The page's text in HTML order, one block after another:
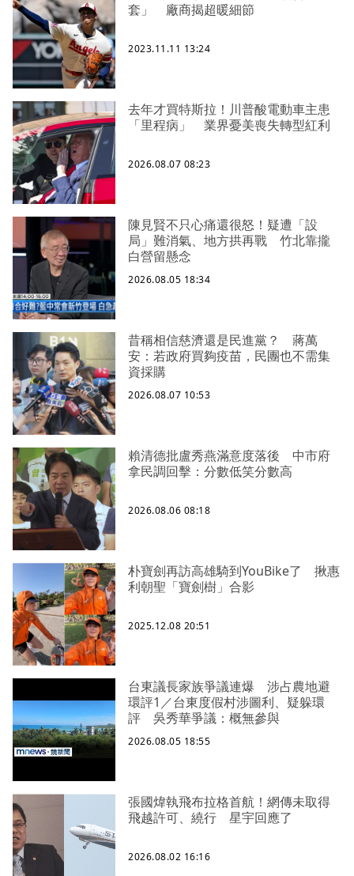
套」 廠商揭超暖細節
2023.11.11 13:24
去年才買特斯拉！川普酸電動車主患
「里程病」 業界憂美喪失轉型紅利
2026.08.07 08:23
陳見賢不只心痛還很怒！疑遭「設
局」難消氣、地方拱再戰 竹北靠攏
白營留懸念
2026.08.05 18:34
昔稱相信慈濟還是民進黨？ 蔣萬
安：若政府買夠疫苗，民團也不需集
資採購
2026.08.07 10:53
賴清德批盧秀燕滿意度落後 中市府
拿民調回擊：分數低笑分數高
2026.08.06 08:18
朴寶劍再訪高雄騎到YouBike了 揪惠
利朝聖「寶劍樹」合影
2025.12.08 20:51
台東議長家族爭議連爆 涉占農地避
環評1／台東度假村涉圖利、疑躲環
評 吳秀華爭議：概無參與
2026.08.05 18:55
張國煒執飛布拉格首航！網傳未取得
飛越許可、繞行 星宇回應了
2026.08.02 16:16